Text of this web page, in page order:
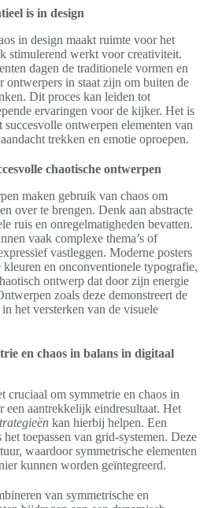
is in design
in design maakt ruimte voor het
stimulerend werkt voor creativiteit.
dagen de traditionele vormen en
ontwerpers in staat zijn om buiten de
Dit proces kan leiden tot
ervaringen voor de kijker. Het is
ontwerpen elementen van
trekken en emotie oproepen.
chaotische ontwerpen
maken gebruik van chaos om
over te brengen. Denk aan abstracte
ruis en onregelmatigheden bevatten.
vaak complexe thema’s of
vastleggen. Moderne posters
en onconventionele typografie,
ontwerp dat door zijn energie
zoals deze demonstreert de
het versterken van de visuele
en chaos in balans in digitaal
cruciaal om symmetrie en chaos in
een aantrekkelijk eindresultaat. Het
kan hierbij helpen. Een
toepassen van grid-systemen. Deze
waardoor symmetrische elementen
kunnen worden geïntegreerd.
van symmetrische en